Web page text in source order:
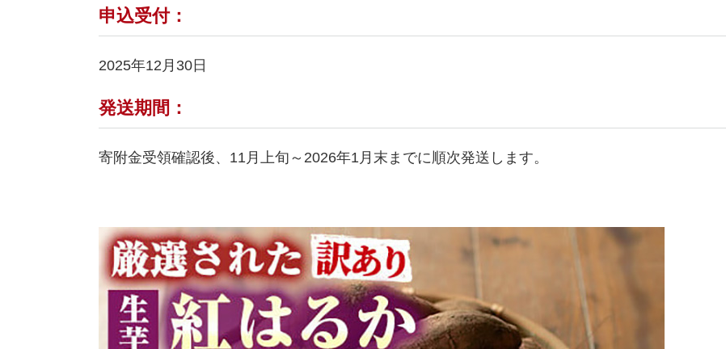
申込受付：
2025年12月30日
発送期間：
寄附金受領確認後、11月上旬～2026年1月末までに順次発送します。